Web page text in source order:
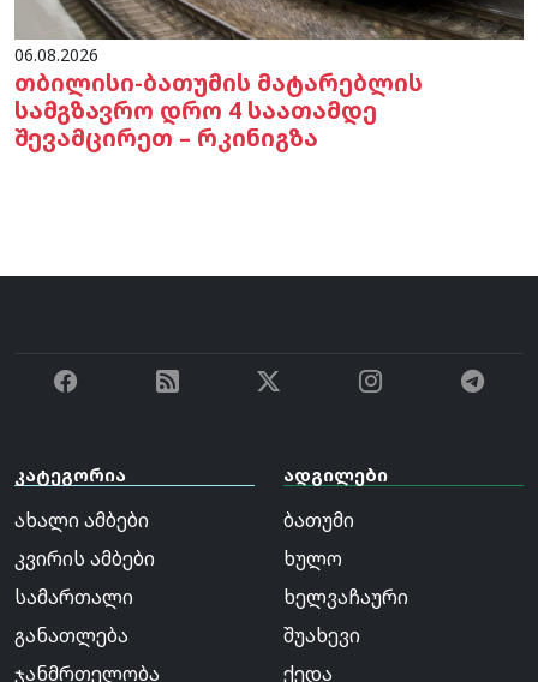
06.08.2026
თბილისი-ბათუმის მატარებლის
სამგზავრო დრო 4 საათამდე
შევამცირეთ – რკინიგზა
კატეგორია
ახალი ამბები
კვირის ამბები
სამართალი
განათლება
ჯანმრთელობა
ადგილები
ბათუმი
ხულო
ხელვაჩაური
შუახევი
ქედა